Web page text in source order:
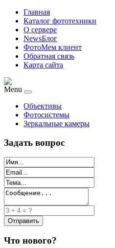
Главная
Каталог фототехники
О сервере
NewsБлог
ФотоМем клиент
Обратная связь
Карта сайта
Menu
Объективы
Фотосистемы
Зеркальные камеры
Задать вопрос
Что нового?